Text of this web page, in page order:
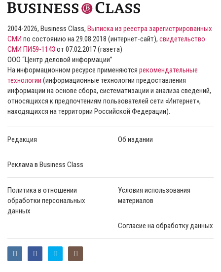
2004-2026, Business Class, Выписка из реестра зарегистрированных
СМИ по состоянию на 29.08.2018 (интернет-сайт), свидетельство
СМИ ПИ59-1143 от 07.02.2017 (газета)
ООО “Центр деловой информации”
На информационном ресурсе применяются рекомендательные
технологии (информационные технологии предоставления
информации на основе сбора, систематизации и анализа сведений,
относящихся к предпочтениям пользователей сети «Интернет»,
находящихся на территории Российской Федерации).
Редакция Об издании
Реклама в Business Class
Политика в отношении
обработки персональных
данных
Условия использования
материалов
Согласие на обработку данных